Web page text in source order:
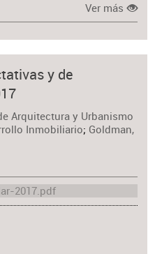
Ver más
y de
Arquitectura y Urbanismo
Inmobiliario; Goldman,